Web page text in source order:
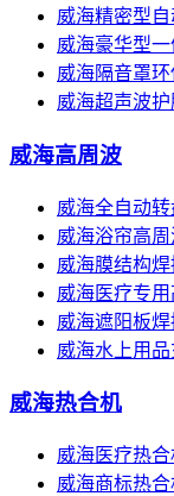
威海精密型
威海豪华型
威海隔音罩
威海超声波
威海高周波
威海全自动
威海浴帘高
威海膜结构
威海医疗专用
威海遮阳板
威海水上用品
威海热合机
威海医疗热合
威海商标热合